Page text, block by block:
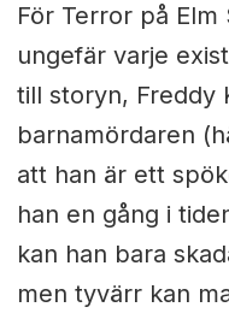
För Terror på
ungefär varje
till storyn, Freddy
barnamördaren
att han är ett
han en gång i
kan han bara
men tyvärr kan